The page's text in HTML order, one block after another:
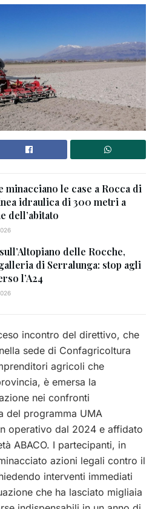
minacciano le case a Rocca di
idraulica di 300 metri a
dell’abitato
delle Rocche,
di Serralunga: stop agli
l’A24
incontro del direttivo, che
sede di Confagricoltura
agricoli che
è emersa la
nei confronti
del programma UMA
operativo dal 2024 e affidato
ABACO. I partecipanti, in
azioni legali contro il
interventi immediati
che ha lasciato migliaia